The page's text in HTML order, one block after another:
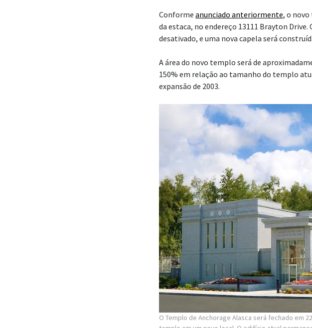
Conforme anunciado anteriormente, o
da estaca, no endereço 13111 Brayton
desativado, e uma nova capela será
A área do novo templo será de
150% em relação ao tamanho do templo
expansão de 2003.
O Templo de Anchorage Alasca será fechado em